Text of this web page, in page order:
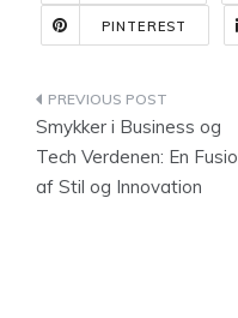
PINTEREST
Smykker i Business og
Tech Verdenen: En
af Stil og Innovation